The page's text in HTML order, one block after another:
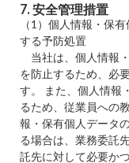
7. 安全管理措置
（1）個人情報・保
する予防処置
当社は、個人情報
を防止するため、必
す。 また、個人情報
るため、従業員への
報・保有個人データ
る場合は、業務委託
託先に対して必要か